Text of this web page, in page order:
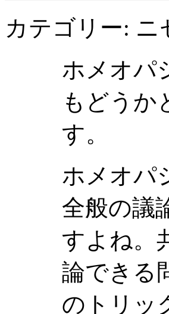
カテゴリー:
ホメオパ
もどうか
す。
ホメオパ
全般の議
すよね。
論できる
のトリッ